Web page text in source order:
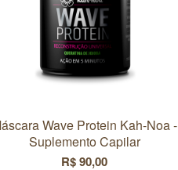
Wave Protein Kah-Noa -
Suplemento Capilar
R$ 90,00